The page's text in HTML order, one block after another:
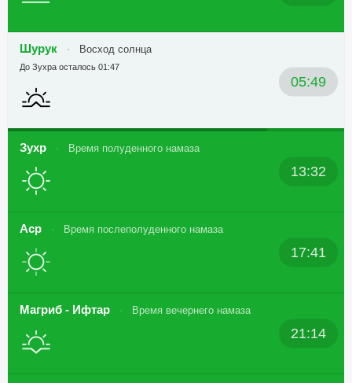
Шурук Восход солнца
05:49
До Зухра осталось 01:47
Зухр Время полуденного намаза
13:32
Аср Время послеполуденного намаза
17:41
Магриб - Ифтар Время вечернего намаза
21:14